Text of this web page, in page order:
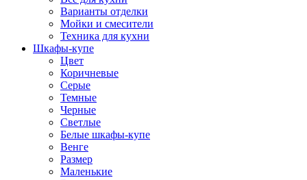
Варианты отделки
Мойки и смесители
Техника для кухни
Шкафы-купе
Цвет
Коричневые
Серые
Темные
Черные
Светлые
Белые шкафы-купе
Венге
Размер
Маленькие